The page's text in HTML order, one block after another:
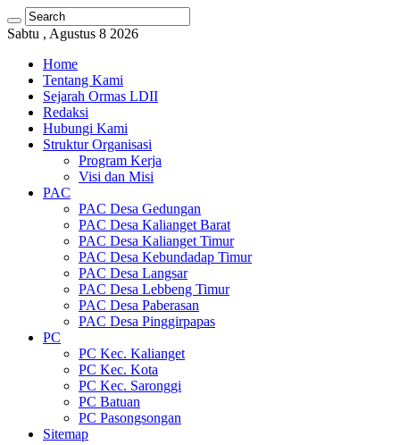
Sabtu , Agustus 8 2026
Home
Tentang Kami
Sejarah Ormas LDII
Redaksi
Hubungi Kami
Struktur Organisasi
Program Kerja
Visi dan Misi
PAC
PAC Desa Gedungan
PAC Desa Kalianget Barat
PAC Desa Kalianget Timur
PAC Desa Kebundadap Timur
PAC Desa Langsar
PAC Desa Lebbeng Timur
PAC Desa Paberasan
PAC Desa Pinggirpapas
PC
PC Kec. Kalianget
PC Kec. Kota
PC Kec. Saronggi
PC Batuan
PC Pasongsongan
Sitemap